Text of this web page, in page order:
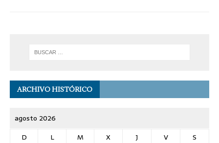
ARCHIVO HISTÓRICO
agosto 2026
D
L M X J V
S